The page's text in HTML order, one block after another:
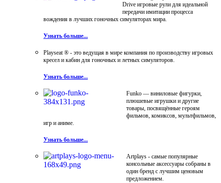
Drive игровые рули для идеальной
передачи имитации процесса
вождения в лучших гоночных симуляторах мира.
Узнать больше...
Playseat ® - это ведущая в мире компания по производству игровых
кресел и кабин для гоночных и летных симуляторов.
Узнать больше...
Funko — виниловые фигурки,
плюшевые игрушки и другие
товары, посвящённые героям
фильмов, комиксов, мультфильмов,
игр и аниме.
Узнать больше...
Artplays - самые популярные
консольные аксессуары собраны в
один бренд с лучшим ценовым
предложением.